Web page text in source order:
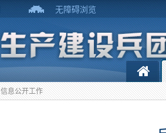
无障碍浏览
信息公开工作